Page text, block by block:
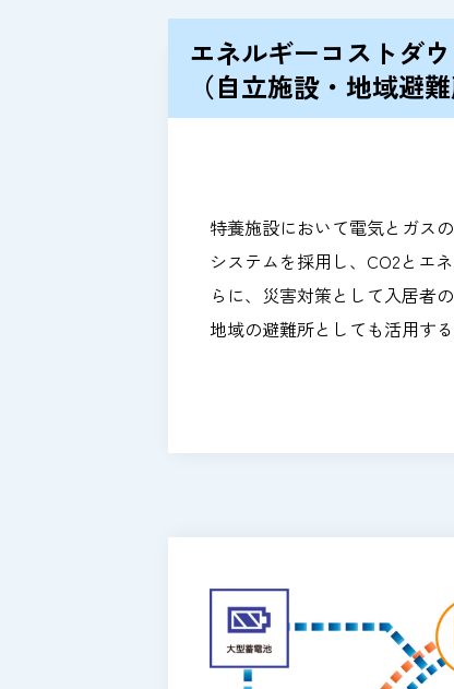
エネルギーコストダ
（自立施設・地域避難
特養施設において電気とガス
システムを採用し、CO2とエ
らに、災害対策として入居者
地域の避難所としても活用す